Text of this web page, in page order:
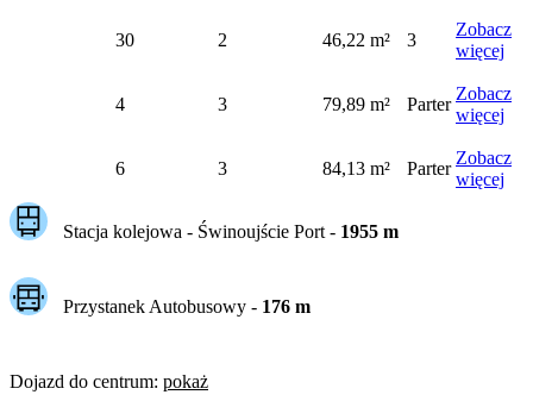
30 2 46,22 m² 3
Zobacz
więcej
4 3 79,89 m² Parter
Zobacz
więcej
6 3 84,13 m² Parter
Zobacz
więcej
Stacja kolejowa - Świnoujście Port- 1955m
Przystanek Autobusowy - 176m
Dojazd do centrum: pokaż